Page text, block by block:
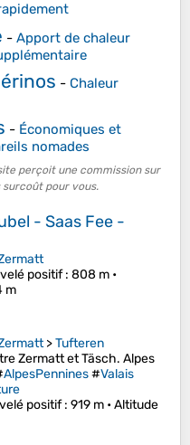
- Apport de chaleur
- Chaleur
- Économiques et
nomades
perçoit une commission sur
surcoût pour vous.
- Saas Fee -
positif: 808 m •
m
>Tufteren
Zermatt et Täsch. Alpes
AlpesPennines#Valais
positif: 919 m •Altitude